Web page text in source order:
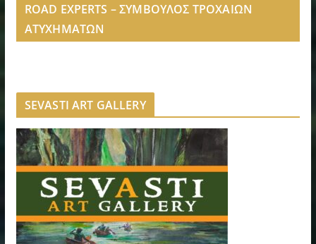
ROAD EXPERTS – ΣΥΜΒΟΥΛΟΣ ΤΡΟΧΑΙΩΝ
ΑΤΥΧΗΜΑΤΩΝ
SEVASTI ART GALLERY